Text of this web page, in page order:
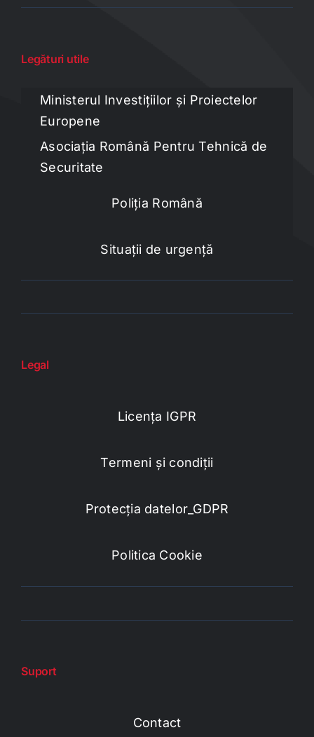
Legături utile
Ministerul Investițiilor și Proiectelor
Europene
Asociația Română Pentru Tehnică de
Securitate
Poliția Română
Situații de urgență
Legal
Licența IGPR
Termeni și condiții
Protecția datelor_GDPR
Politica Cookie
Suport
Contact